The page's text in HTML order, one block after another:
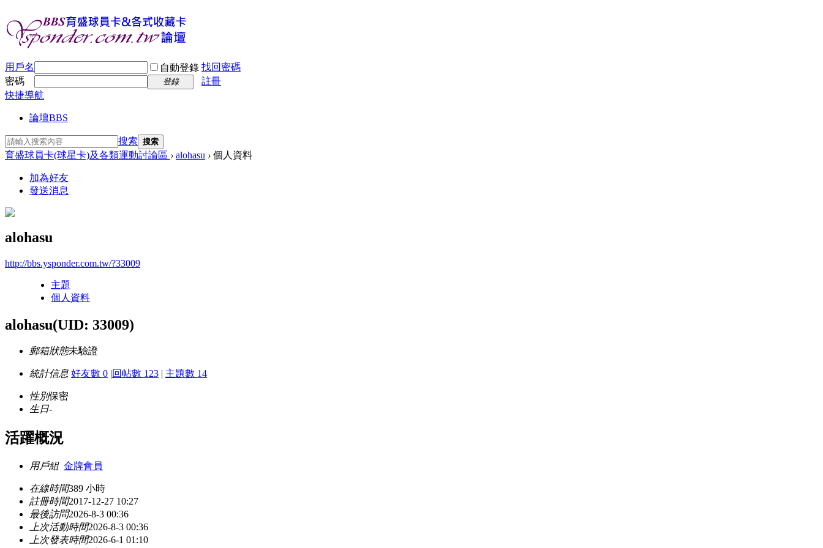
用戶名 自動登錄 找回密碼
密碼
登錄
註冊
快捷導航
論壇BBS
搜索 搜索
育盛球員卡(球星卡)及各類運動討論區 › alohasu › 個人資料
加為好友
發送消息
alohasu
http://bbs.ysponder.com.tw/?33009
主題
個人資料
alohasu(UID: 33009)
郵箱狀態未驗證
統計信息 好友數 0 |回帖數 123 | 主題數 14
性別保密
生日-
活躍概況
用戶組 金牌會員
在線時間389 小時
註冊時間2017-12-27 10:27
最後訪問2026-8-3 00:36
上次活動時間2026-8-3 00:36
上次發表時間2026-6-1 01:10